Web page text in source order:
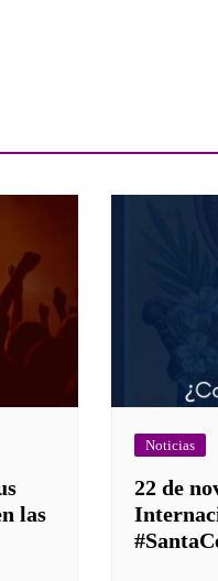
las
Noticias
22 de